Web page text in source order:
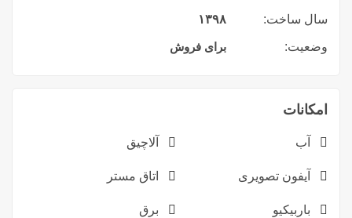
سال ساخت: ۱۳۹۸
وضعیت: برای فروش
امکانات
آب آلاچیق
آیفون تصویری اتاق مستر
باربیکیو برق